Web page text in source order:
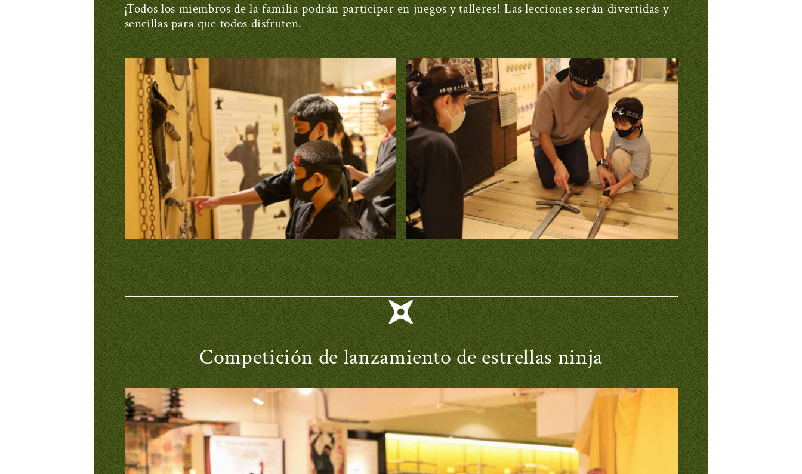
¡Todos los miembros de la familia podrán participar en juegos y talleres! Las lecciones serán divertidas y
sencillas para que todos disfruten.
Competición de lanzamiento de estrellas ninja